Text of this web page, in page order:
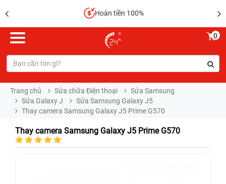
Hoàn tiền 100%
0
Trang chủ Sửa chữa Điện thoại
Sửa Samsung
Sửa Galaxy J
Sửa Samsung Galaxy J5
Thay camera Samsung Galaxy J5 Prime G570
Thay camera Samsung Galaxy J5 Prime G570